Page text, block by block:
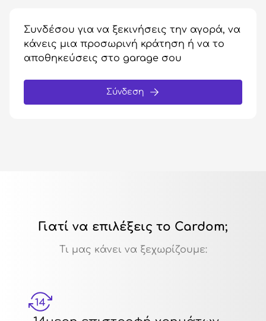
Συνδέσου για να ξεκινήσεις την αγορά, να
κάνεις μια προσωρινή κράτηση ή να το
αποθηκεύσεις στο garage σου
Σύνδεση
Γιατί να επιλέξεις το Cardom;
Τι μας κάνει να ξεχωρίζουμε: